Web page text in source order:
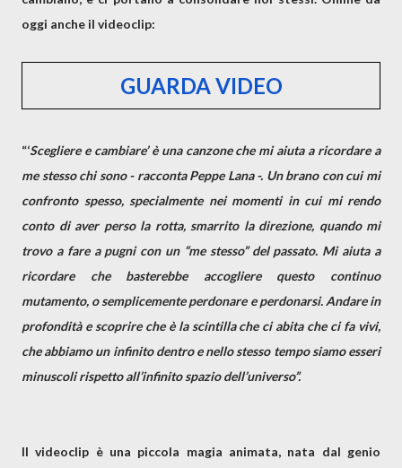
oggi anche il videoclip:
GUARDA VIDEO
“‘Scegliere e cambiare’ è una canzone che mi aiuta a ricordare a
me stesso chi sono - racconta Peppe Lana-. Un brano con cui mi
confronto spesso, specialmente nei momenti in cui mi rendo
conto di aver perso la rotta, smarrito la direzione, quando mi
trovo a fare a pugni con un “me stesso” del passato. Mi aiuta a
ricordare che basterebbe accogliere questo continuo
mutamento, o semplicemente perdonare e perdonarsi. Andare in
profondità e scoprire che è la scintilla che ci abita che ci fa vivi,
che abbiamo un infinito dentro e nello stesso tempo siamo esseri
minuscoli rispetto all’infinito spazio dell’universo”.
Il videoclip è una piccola magia animata, nata dal genio